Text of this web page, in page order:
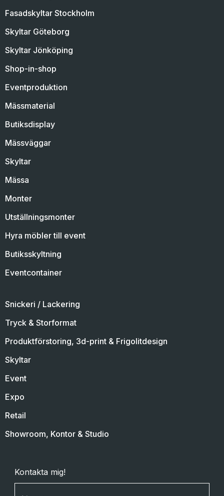
Fasadskyltar Stockholm
Skyltar Göteborg
Skyltar Jönköping
Shop-in-shop
Eventproduktion
Mässmaterial
Butiksdisplay
Mässväggar
Skyltar
Mässa
Monter
Utställningsmonter
Hyra möbler till event
Butiksskyltning
Eventcontainer
Snickeri / Lackering
Tryck & Storformat
Produktförstoring, 3d-print & Frigolitdesign
Skyltar
Event
Expo
Retail
Showroom, Kontor & Studio
Kontakta mig!